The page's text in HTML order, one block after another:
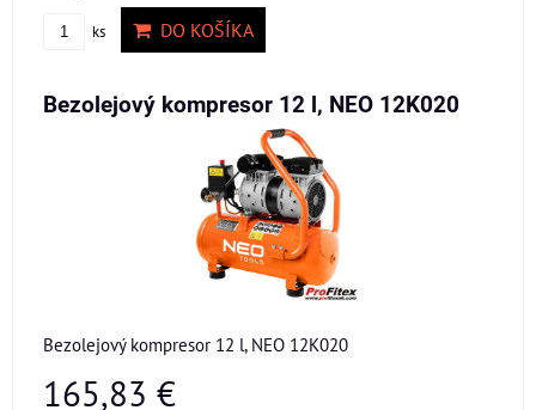
ks DO KOŠÍKA
Bezolejový kompresor 12 l, NEO 12K020
Bezolejový kompresor 12 l, NEO 12K020
165,83 €